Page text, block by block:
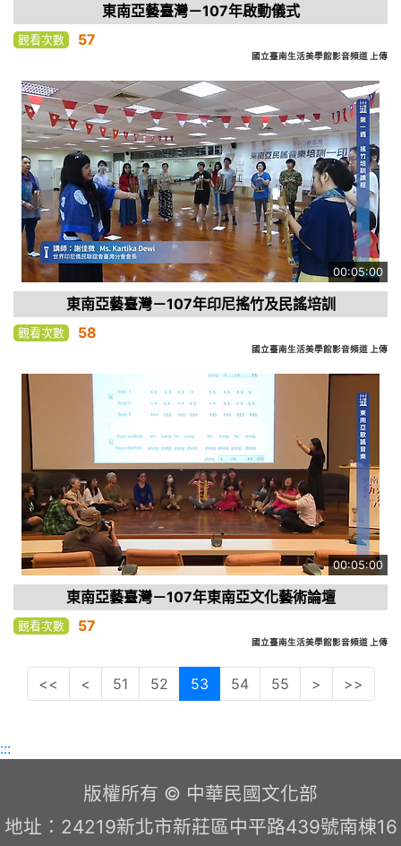
東南亞藝臺灣－107年啟動儀式
觀看次數 57
國立臺南生活美學館影音頻道 上傳
00:05:00
東南亞藝臺灣－107年印尼搖竹及民謠培訓
觀看次數 58
國立臺南生活美學館影音頻道 上傳
00:05:00
東南亞藝臺灣－107年東南亞文化藝術論壇
觀看次數 57
國立臺南生活美學館影音頻道 上傳
<< < 51 52 53 54 55 > >>
:::
版權所有 © 中華民國文化部
地址：24219新北市新莊區中平路439號南棟16